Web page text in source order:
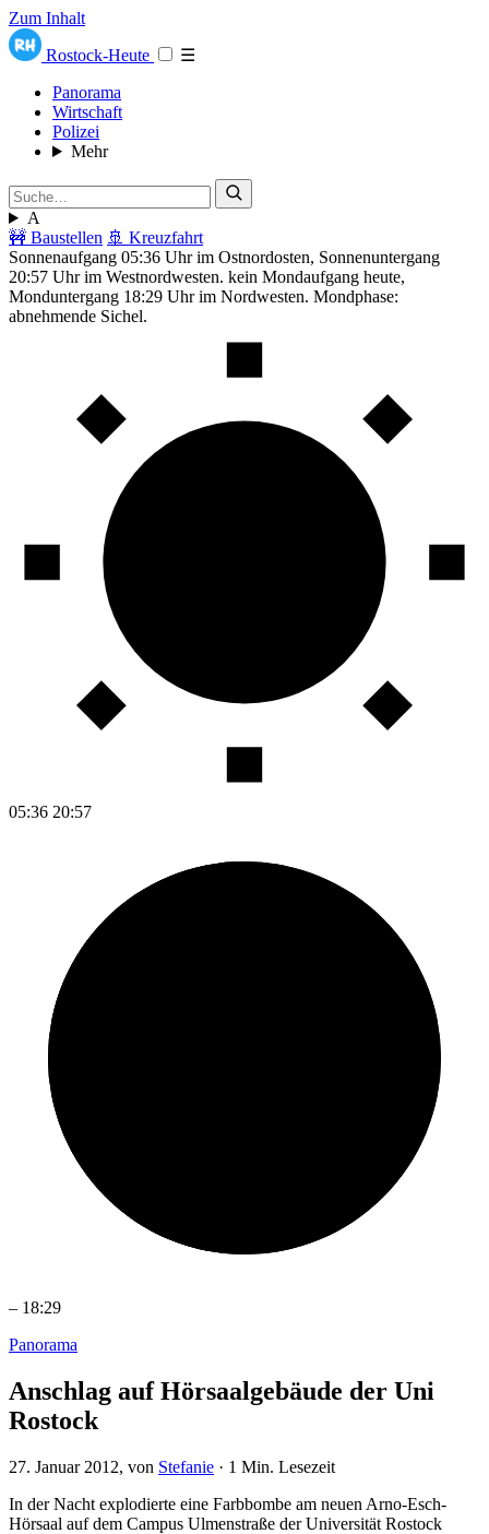
Zum Inhalt
Rostock-Heute
☰
Panorama
Wirtschaft
Polizei
Mehr
A
🚧 Baustellen 🚢 Kreuzfahrt
Sonnenaufgang 05:36 Uhr im Ostnordosten, Sonnenuntergang
20:57 Uhr im Westnordwesten. kein Mondaufgang heute,
Monduntergang 18:29 Uhr im Nordwesten. Mondphase:
abnehmende Sichel.
05:36 20:57
– 18:29
Panorama
Anschlag auf Hörsaalgebäude der Uni
Rostock
27. Januar 2012, von Stefanie · 1 Min. Lesezeit
In der Nacht explodierte eine Farbbombe am neuen Arno-Esch-
Hörsaal auf dem Campus Ulmenstraße der Universität Rostock